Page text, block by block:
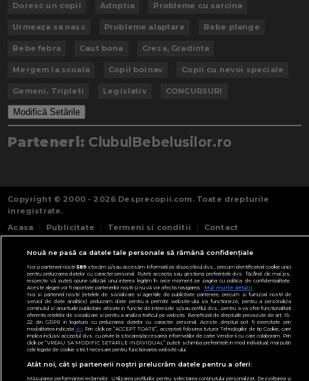
Doresc un copil Adoptia Probleme cu sarcina
Urmeaza sa nasc Probleme alaptare Bebe plange
Bebe febra Caut bona Cresa, Gradinta
Mergem la scoala Copil bolnav Copii cu nevoi speciale
Gemeni, Tripleti Legislativ CONCURSURI
Modifică Setările
Parteneri: ClubulBebelusilor.ro
Copyright © 2000 - 2026 Desprecopii.com. Toate drepturile
inregistrate.
Acasa
Publicitate Termeni si conditii Contact
Nouă ne pasă ca datele tale personale să rămână confidențiale
Noi și partenerii noștri589 stocăm și/sau accesăm informații pe dispozitivul dvs., precum identificatorii cookie unici
pentru prelucrarea datelor cu caracter personal. Puteți accepta sau gestiona preferințele dvs. făcând clic mai jos,
respectiv vă puteți opune utilizării unui interes legitim în orice moment pe pagina cu politica de confidențialitate.
Aceste alegeri vor fi raportate partenerilor noștri și nu vă vor afecta navigarea.
Mai multe detalii
Noi si partenerii nostri (retelele de socializare si agentiile de publicitate partenere, precum si furnizorii nostri de
servicii de date analitice) prelucram date pentru a permite website-ului sa functioneze, pentru a personaliza
continutul si anunturile publicitare afisate in functie de interesele si/sau profilul dvs., pentru a va oferi functionalitati
aferente retelelor de socializare si pentru a analiza traficul pe website. Beneficiati de drepturile prevazute de art. 15-
22 din GDPR in legatura cu prelucrarea datelor cu caracter personal. Aceste drepturi pot fi exercitate prin
modalitatea indicataaici. Prin click pe “ACCEPT TOATE”, acceptati folosirea tuturor Tehnologiilor de tip Cookie, care
implica inclusiv acceptul dvs. cu privire la stocarea/accesarea informatiilor de catre Vendor-ii cu care colaboram. Prin
click pe “VREAU SA MODIFIC SETARILE INDIVIDUAL” puteti schimba preferintele in mod individual, mai putin
cele legate de cookie strict necesare pentru functionarea website-ului.
Atât noi, cât și partenerii noștri prelucrăm datele pentru a oferi:
Măsurarea performanței reclamelor. Utilizarea profilurilor pentru selectarea conținutului personalizat. Dezvoltarea și